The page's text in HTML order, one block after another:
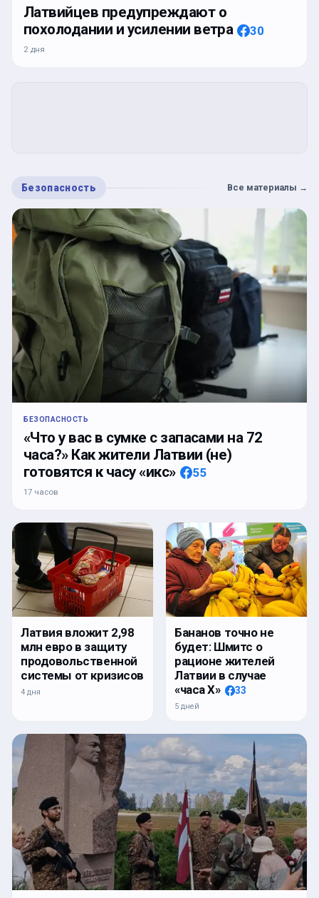
Латвийцев предупреждают о
похолодании и усилении ветра
30
2 дня
Безопасность Все материалы →
БЕЗОПАСНОСТЬ
«Что у вас в сумке с запасами на 72
часа?» Как жители Латвии (не)
готовятся к часу «икс»
55
17 часов
Латвия вложит 2,98
млн евро в защиту
продовольственной
системы от кризисов
4 дня
Бананов точно не
будет: Шмитс о
рационе жителей
Латвии в случае
«часа Х»
33
5 дней